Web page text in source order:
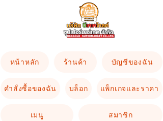
หน้าหลัก ร้านค้า บัญชีของฉัน
คำสั่งซื้อของฉัน บล็อก แพ็กเกจและราคา
เมนู สมาชิก